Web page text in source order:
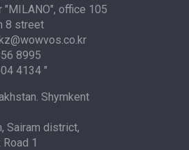
"MILANO", office 105
8 street
8995
4134 "
Shymkent
Sairam district,
1